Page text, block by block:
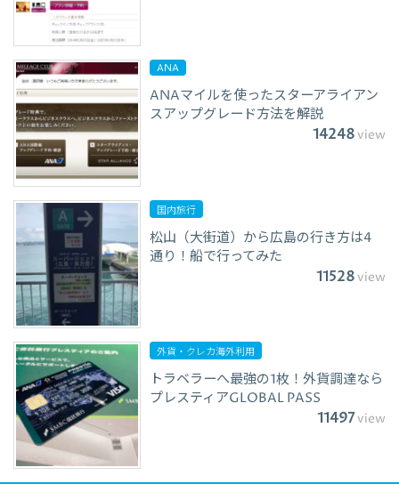
ANA
ANAマイルを使ったスターアライアン
スアップグレード方法を解説
14248view
国内旅行
松山（大街道）から広島の行き方は4
通り！船で行ってみた
11528view
外貨・クレカ海外利用
トラベラーへ最強の1枚！外貨調達なら
プレスティアGLOBAL PASS
11497view